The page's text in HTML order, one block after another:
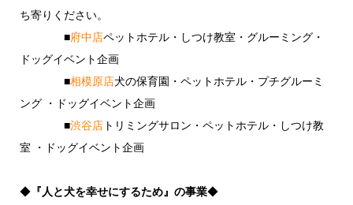
ち寄りください。
■府中店ペットホテル・しつけ教室・グルーミング・
ドッグイベント企画
■相模原店犬の保育園・ペットホテル・プチグルーミ
ング ・ドッグイベント企画
■渋谷店トリミングサロン・ペットホテル・しつけ教
室 ・ドッグイベント企画
◆『人と犬を幸せにするため』の事業◆